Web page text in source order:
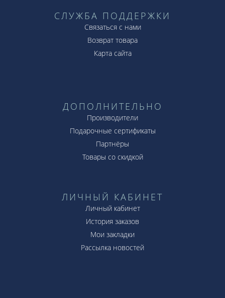
СЛУЖБА ПОДДЕРЖКИ
Связаться с нами
Возврат товара
Карта сайта
ДОПОЛНИТЕЛЬНО
Производители
Подарочные сертификаты
Партнёры
Товары со скидкой
ЛИЧНЫЙ КАБИНЕТ
Личный кабинет
История заказов
Мои закладки
Рассылка новостей